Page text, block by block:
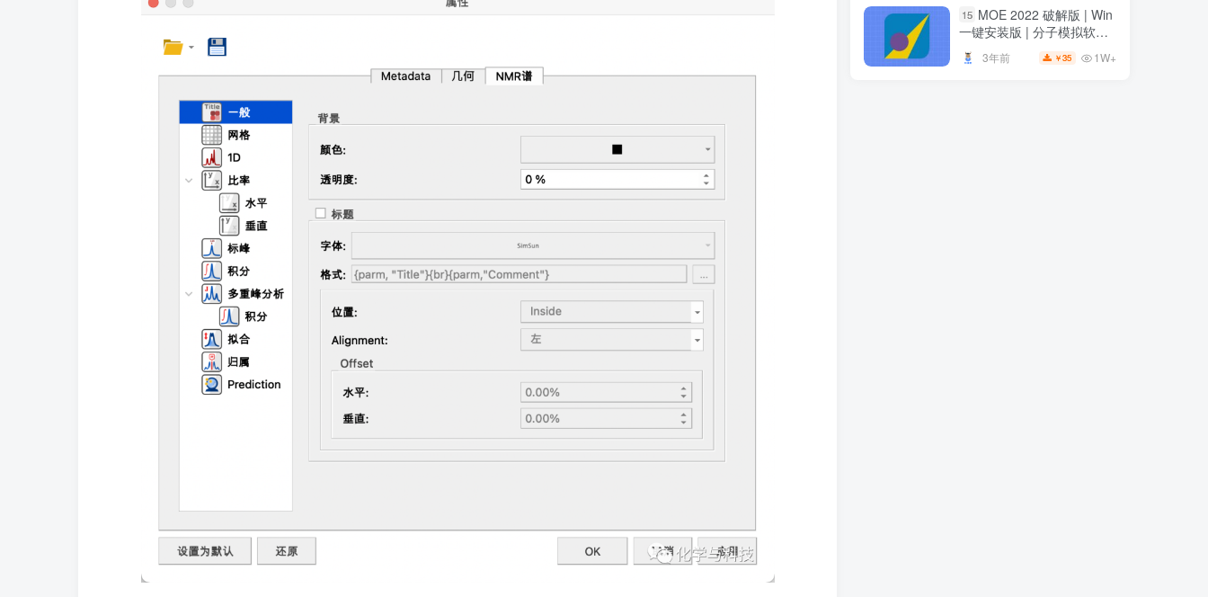
15 MOE 2022 破解版 | Win
一键安装版 | 分子模拟软件 |
安装教程
3年前 ￥35 1W+
15 MOE 2022 破解版 | Win
一键安装版 | 分子模拟软件 |
安装教程
3年前 ￥35 1W+